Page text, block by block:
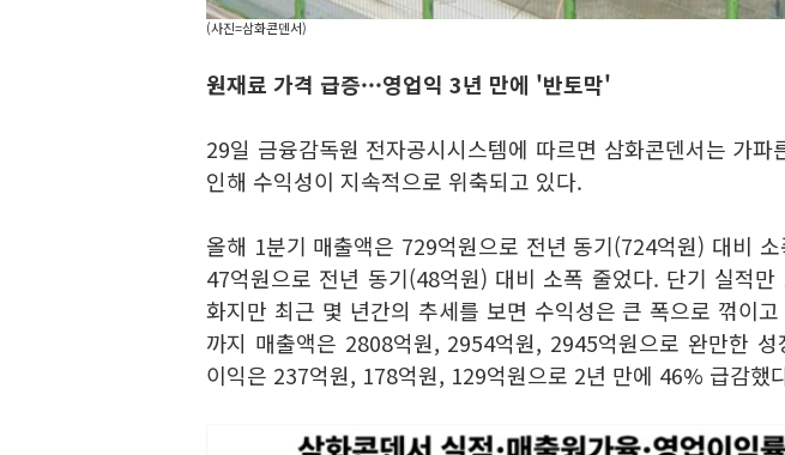
(사진=삼화콘덴서)
원재료 가격 급증···영업익 3년 만에 '반토막'
29일 금융감독원 전자공시시스템에 따르면 삼화콘덴서는 가파
인해 수익성이 지속적으로 위축되고 있다.
올해 1분기 매출액은 729억원으로 전년 동기(724억원) 대비
47억원으로 전년 동기(48억원) 대비 소폭 줄었다. 단기 실적
화지만 최근 몇 년간의 추세를 보면 수익성은 큰 폭으로 꺾이
까지 매출액은 2808억원, 2954억원, 2945억원으로 완만한 성
이익은 237억원, 178억원, 129억원으로 2년 만에 46% 급감했